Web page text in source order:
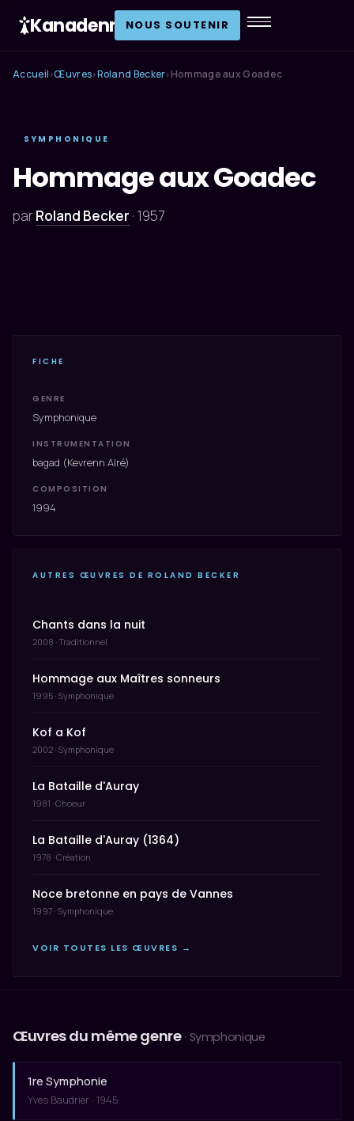
Kanadenn NOUS SOUTENIR
Accueil ›Œuvres›Roland Becker›Hommage aux Goadec
SYMPHONIQUE
Hommage aux Goadec
parRoland Becker · 1957
FICHE
GENRE
Symphonique
INSTRUMENTATION
bagad (Kevrenn Alré)
COMPOSITION
1994
AUTRES ŒUVRES DE ROLAND BECKER
Chants dans la nuit
2008 · Traditionnel
Hommage aux Maîtres sonneurs
1995 · Symphonique
Kof a Kof
2002 · Symphonique
La Bataille d'Auray
1981 · Choeur
La Bataille d'Auray (1364)
1978 · Création
Noce bretonne en pays de Vannes
1997 · Symphonique
VOIR TOUTES LES ŒUVRES →
Œuvres du même genre · Symphonique
1re Symphonie
Yves Baudrier · 1945